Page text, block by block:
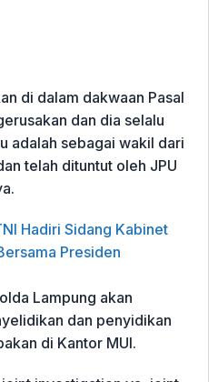
di dalam dakwaan Pasal
dan dia selalu
adalah sebagai wakil dari
telah dituntut oleh JPU
Hadiri Sidang Kabinet
Presiden
Lampung akan
dan penyidikan
di Kantor MUI.